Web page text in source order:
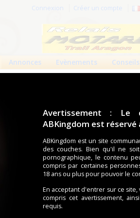
Avertissement : Le
ABKingdom est réservé
ABKingdom est un site
des couches. Bien qu'il ne
pornographique, le contenu
compris par certaines
18 ans ou plus pour pouvoir le
En acceptant d'entrer sur ce
compris cet avertissement,
requis.
Connexion Créer un compte
Annonces Evènements Conseils
14
10
grâce à son double
d'humidité, barrières fécales,
nuit, équipé d’un voile “garde au